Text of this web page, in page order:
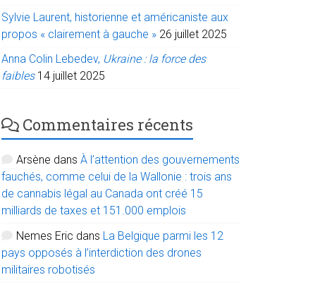
Sylvie Laurent, historienne et américaniste aux
propos « clairement à gauche » 26 juillet 2025
Anna Colin Lebedev, Ukraine : la force des
faibles 14 juillet 2025
Commentaires récents
Arsène dansÀ l’attention des gouvernements
fauchés, comme celui de la Wallonie : trois ans
de cannabis légal au Canada ont créé 15
milliards de taxes et 151.000 emplois
Nemes Eric dans La Belgique parmi les 12
pays opposés à l’interdiction des drones
militaires robotisés